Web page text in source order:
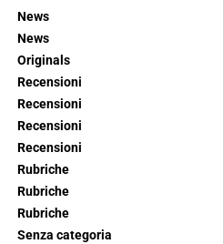
News
News
Originals
Recensioni
Recensioni
Recensioni
Recensioni
Rubriche
Rubriche
Rubriche
Senza categoria